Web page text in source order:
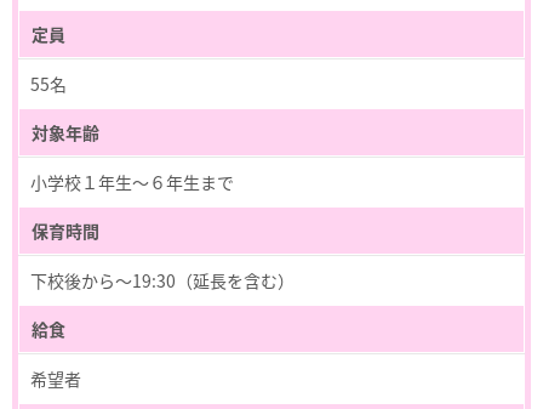
定員
55名
対象年齢
小学校１年生～６年生まで
保育時間
下校後から～19:30（延長を含む）
給食
希望者